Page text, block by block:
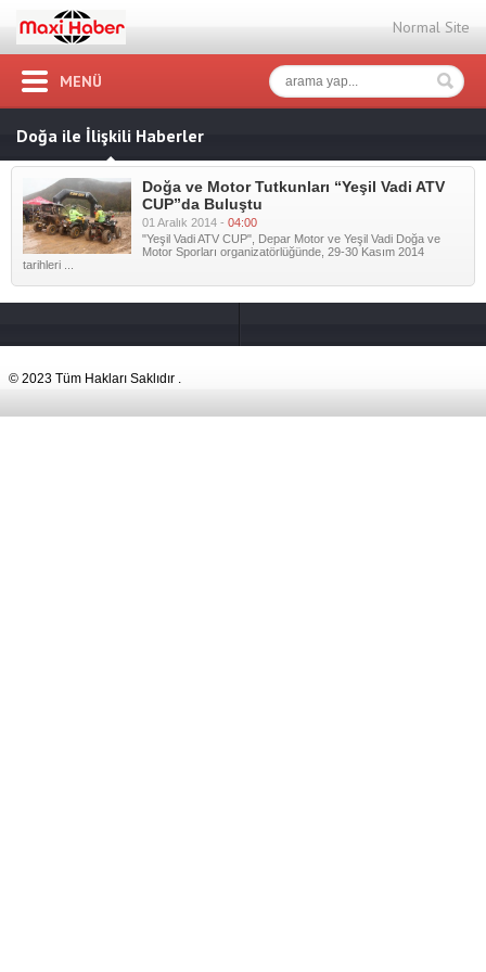
Normal Site
MENÜ
Doğa ile İlişkili Haberler
Doğa ve Motor Tutkunları “Yeşil Vadi ATV
CUP”da Buluştu
01 Aralık 2014 - 04:00
"Yeşil Vadi ATV CUP", Depar Motor ve Yeşil Vadi Doğa ve
Motor Sporları organizatörlüğünde, 29-30 Kasım 2014
tarihleri ...
© 2023 Tüm Hakları Saklıdır .